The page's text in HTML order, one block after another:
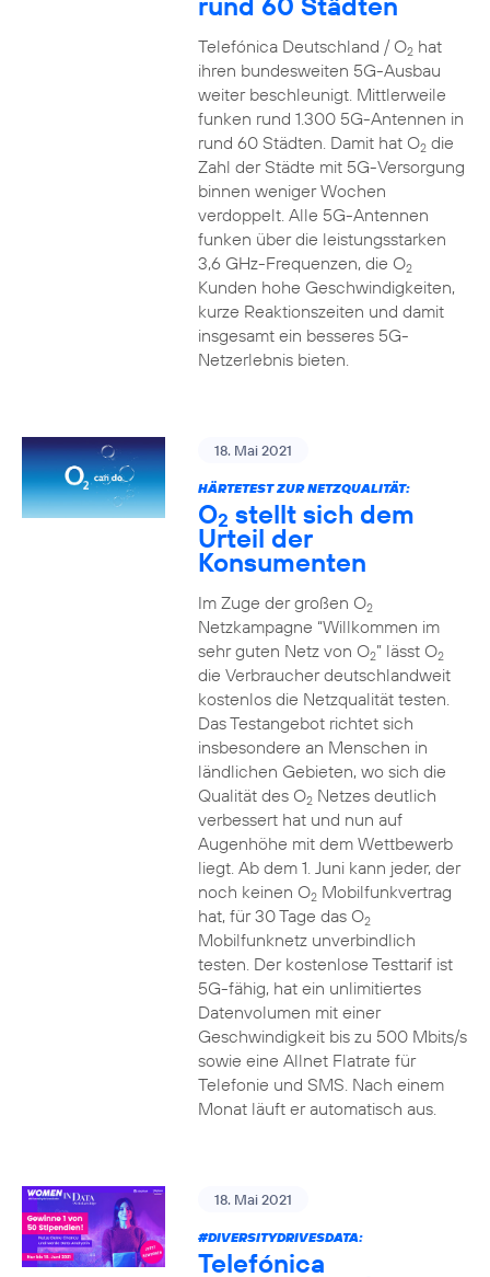
Telefónica Deutschland / O2hat
ihren bundesweiten 5G-Ausbau
weiter beschleunigt. Mittlerweile
funken rund 1.300 5G-Antennen in
rund 60 Städten. Damit hat O2die
Zahl der Städte mit 5G-Versorgung
binnen weniger Wochen
verdoppelt. Alle 5G-Antennen
funken über die leistungsstarken
3,6 GHz-Frequenzen, die O2
Kunden hohe Geschwindigkeiten,
kurze Reaktionszeiten und damit
insgesamt ein besseres 5G-
Netzerlebnis bieten.
18. Mai 2021
HÄRTETEST ZUR NETZQUALITÄT:
O2 stellt sich dem
Urteil der
Konsumenten
Im Zuge der großen O2
Netzkampagne “Willkommen im
sehr guten Netz von O2” lässt O2
die Verbraucher deutschlandweit
kostenlos die Netzqualität testen.
Das Testangebot richtet sich
insbesondere an Menschen in
ländlichen Gebieten, wo sich die
Qualität des O2Netzes deutlich
verbessert hat und nun auf
Augenhöhe mit dem Wettbewerb
liegt. Ab dem 1. Juni kann jeder, der
noch keinen O2Mobilfunkvertrag
hat, für 30 Tage das O2
Mobilfunknetz unverbindlich
testen. Der kostenlose Testtarif ist
5G-fähig, hat ein unlimitiertes
Datenvolumen mit einer
Geschwindigkeit bis zu 500 Mbits/s
sowie eine Allnet Flatrate für
Telefonie und SMS. Nach einem
Monat läuft er automatisch aus.
18. Mai 2021
#DIVERSITYDRIVESDATA:
Telefónica